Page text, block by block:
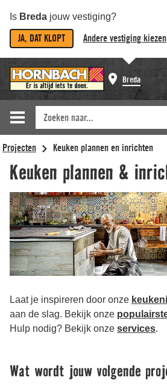
Is Breda jouw vestiging?
JA, DAT KLOPT Andere vestiging kiezen
Breda